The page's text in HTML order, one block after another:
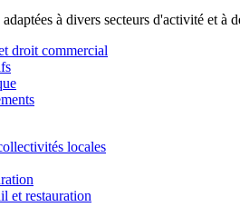
à divers secteurs d'activité et à
droit commercial
locales
et restauration